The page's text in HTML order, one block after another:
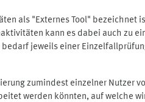
als "Externes Tool" bezeichnet
kann es dabei auch zu
jeweils einer
zumindest einzelner Nutzer
werden könnten, auf welche